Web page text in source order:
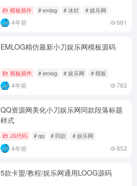
模板插件 # emlog # 冰封 # 娱乐网
4年前 661
EMLOG精仿最新小刀娱乐网模板源码
模板插件 # emlog # 娱乐网 # 模板
4年前 763
QQ资源网美化小刀娱乐网同款段落标题
样式
JS代码 # qq # 同款 # 娱乐网
4年前 852
5款卡盟/教程/娱乐网通用LOOG源码